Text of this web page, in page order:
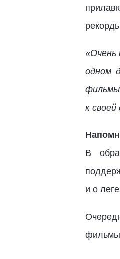
одном
фильмы
к
В
и о